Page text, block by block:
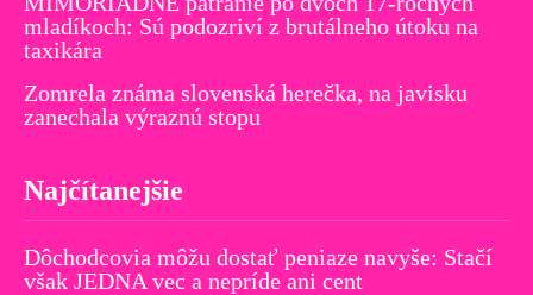
mladíkoch: Sú podozriví z brutálneho útoku na
taxikára
Zomrela známa slovenská herečka, na javisku
zanechala výraznú stopu
Najčítanejšie
Dôchodcovia môžu dostať peniaze navyše: Stačí
však JEDNA vec a nepríde ani cent